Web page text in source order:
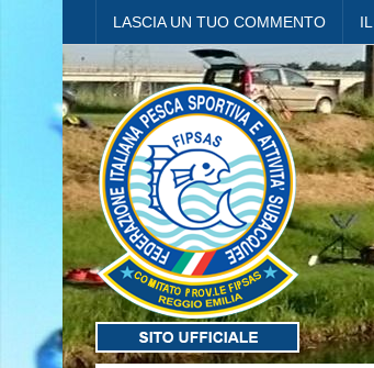
LASCIA UN TUO COMMENTO